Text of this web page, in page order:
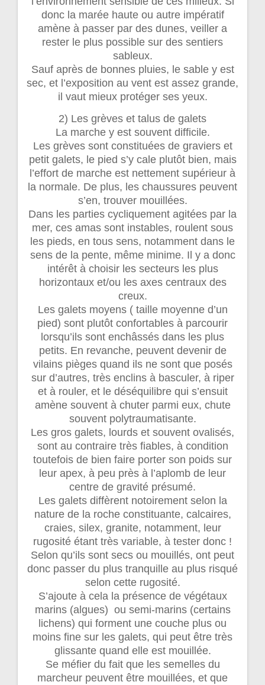
donc la marée haute ou autre impératif
amène à passer par des dunes, veiller a
rester le plus possible sur des sentiers
sableux.
Sauf après de bonnes pluies, le sable y est
sec, et l’exposition au vent est assez grande,
il vaut mieux protéger ses yeux.
2) Les grèves et talus de galets
La marche y est souvent difficile.
Les grèves sont constituées de graviers et
petit galets, le pied s’y cale plutôt bien, mais
l’effort de marche est nettement supérieur à
la normale. De plus, les chaussures peuvent
s’en, trouver mouillées.
Dans les parties cycliquement agitées par la
mer, ces amas sont instables, roulent sous
les pieds, en tous sens, notamment dans le
sens de la pente, même minime. Il y a donc
intérêt à choisir les secteurs les plus
horizontaux et/ou les axes centraux des
creux.
Les galets moyens ( taille moyenne d’un
pied) sont plutôt confortables à parcourir
lorsqu’ils sont enchâssés dans les plus
petits. En revanche, peuvent devenir de
vilains pièges quand ils ne sont que posés
sur d’autres, très enclins à basculer, à riper
et à rouler, et le déséquilibre qui s’ensuit
amène souvent à chuter parmi eux, chute
souvent polytraumatisante.
Les gros galets, lourds et souvent ovalisés,
sont au contraire très fiables, à condition
toutefois de bien faire porter son poids sur
leur apex, à peu près à l’aplomb de leur
centre de gravité présumé.
Les galets diffèrent notoirement selon la
nature de la roche constituante, calcaires,
craies, silex, granite, notamment, leur
rugosité étant très variable, à tester donc !
Selon qu’ils sont secs ou mouillés, ont peut
donc passer du plus tranquille au plus risqué
selon cette rugosité.
S’ajoute à cela la présence de végétaux
marins (algues) ou semi-marins (certains
lichens) qui forment une couche plus ou
moins fine sur les galets, qui peut être très
glissante quand elle est mouillée.
Se méfier du fait que les semelles du
marcheur peuvent être mouillées, et que